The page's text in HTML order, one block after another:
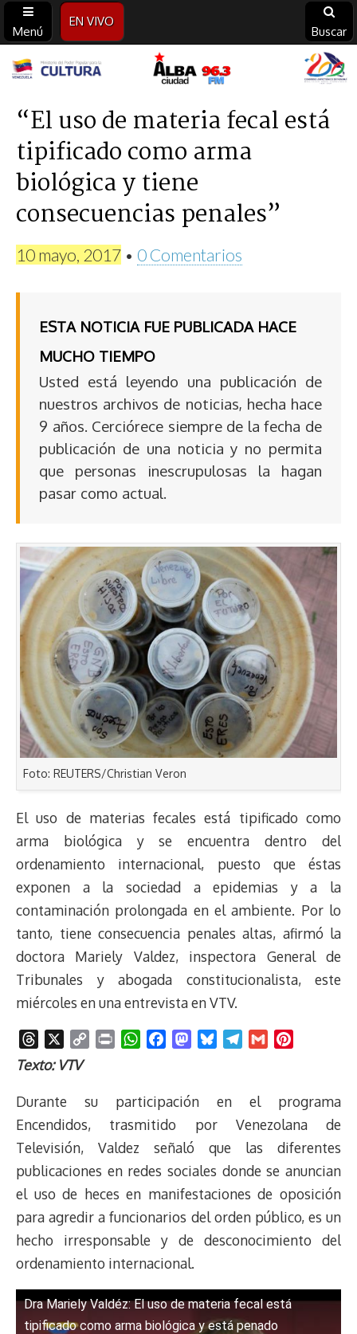
Menú
EN VIVO
Buscar
Alba
Ciudad
96.3
FM
“El uso de materia fecal está
tipificado como arma
biológica y tiene
consecuencias penales”
10 mayo, 2017 • 0 Comentarios
ESTA NOTICIA FUE PUBLICADA HACE
MUCHO TIEMPO
Usted está leyendo una publicación de
nuestros archivos de noticias, hecha hace
9 años. Cerciórece siempre de la fecha de
publicación de una noticia y no permita
que personas inescrupulosas la hagan
pasar como actual.
Foto: REUTERS/Christian Veron
El uso de materias fecales está tipificado como
arma biológica y se encuentra dentro del
ordenamiento internacional, puesto que éstas
exponen a la sociedad a epidemias y a la
contaminación prolongada en el ambiente. Por lo
tanto, tiene consecuencia penales altas, afirmó la
doctora Mariely Valdez, inspectora General de
Tribunales y abogada constitucionalista, este
miércoles en una entrevista en VTV.
h
e
d
s
y
i
k
n
t
W
t
A
p
e
b
o
o
k
M
t
d
o
n
e
y
r
a
m
t
r
e
s
t
Texto: VTV
Durante su participación en el programa
Encendidos, trasmitido por Venezolana de
Televisión, Valdez señaló que las diferentes
publicaciones en redes sociales donde se anuncian
el uso de heces en manifestaciones de oposición
para agredir a funcionarios del orden público, es un
hecho irresponsable y de desconocimiento del
ordenamiento internacional.
Dra Mariely Valdéz: El uso de materia fecal está
tipificado como arma biológica y está penado